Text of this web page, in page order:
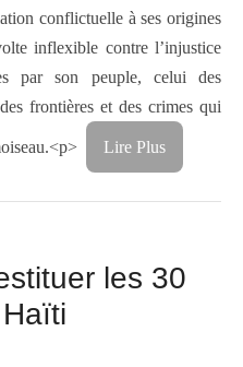
conflictuelle à ses origines
inflexible contre l’injustice
par son peuple, celui des
frontières et des crimes qui
Lire Plus
les 30